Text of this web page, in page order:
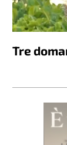
Tre